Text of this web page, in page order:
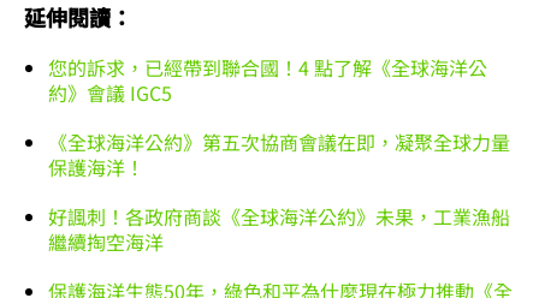
延伸閱讀：
您的訴求，已經帶到聯合國！4 點了解《全球海洋公
約》會議 IGC5
《全球海洋公約》第五次協商會議在即，凝聚全球力量
保護海洋！
好諷刺！各政府商談《全球海洋公約》未果，工業漁船
繼續掏空海洋
保護海洋生態50年，綠色和平為什麼現在極力推動《全